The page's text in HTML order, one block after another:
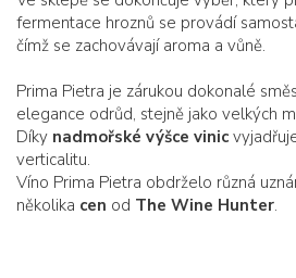
fermentace hroznů se provádí
čímž se zachovávají aroma a vůně.
Prima Pietra je zárukou dokonalé
elegance odrůd, stejně jako velkých
Díky nadmořské výšce vinic
verticalitu.
Víno Prima Pietra obdrželo různá
několika cen od The Wine Hunter.